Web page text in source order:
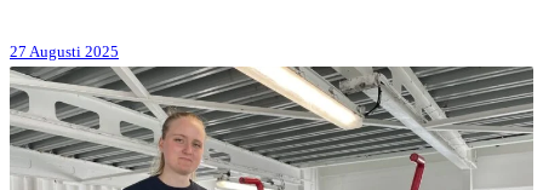
27 Augusti 2025